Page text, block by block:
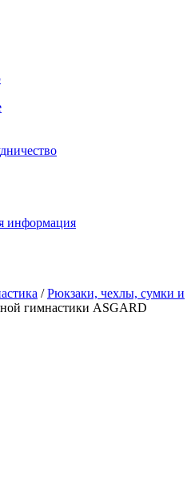
информация
/Рюкзаки, чехлы, сумки и
гимнастики ASGARD